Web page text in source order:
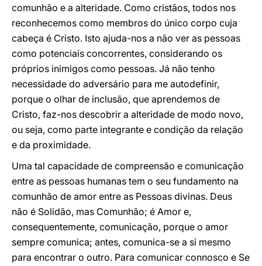
comunhão e a alteridade. Como cristãos, todos nos
reconhecemos como membros do único corpo cuja
cabeça é Cristo. Isto ajuda-nos a não ver as pessoas
como potenciais concorrentes, considerando os
próprios inimigos como pessoas. Já não tenho
necessidade do adversário para me autodefinir,
porque o olhar de inclusão, que aprendemos de
Cristo, faz-nos descobrir a alteridade de modo novo,
ou seja, como parte integrante e condição da relação
e da proximidade.
Uma tal capacidade de compreensão e comunicação
entre as pessoas humanas tem o seu fundamento na
comunhão de amor entre as Pessoas divinas. Deus
não é Solidão, mas Comunhão; é Amor e,
consequentemente, comunicação, porque o amor
sempre comunica; antes, comunica-se a si mesmo
para encontrar o outro. Para comunicar connosco e Se